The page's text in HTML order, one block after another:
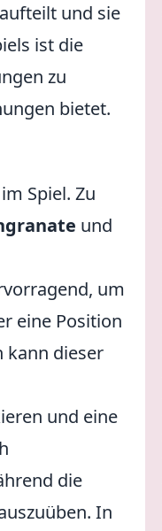
und sie
ist die
zu
bietet.
Spiel. Zu
und
um
eine Position
kann dieser
und eine
die
In